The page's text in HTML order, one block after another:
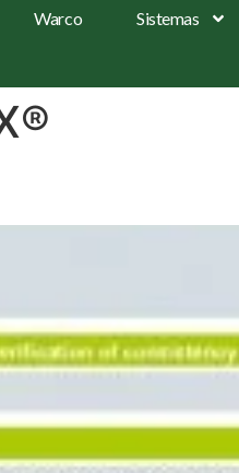
Warco Sistemas